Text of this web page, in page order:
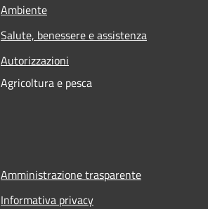
Ambiente
Salute, benessere e assistenza
Autorizzazioni
Agricoltura e pesca
Amministrazione trasparente
Informativa privacy